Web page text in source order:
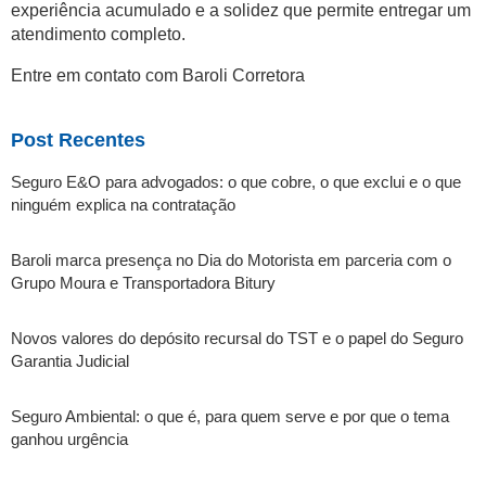
experiência acumulado e a solidez que permite entregar um
atendimento completo.
Entre em contato com Baroli Corretora
Post Recentes
Seguro E&O para advogados: o que cobre, o que exclui e o que
ninguém explica na contratação
Baroli marca presença no Dia do Motorista em parceria com o
Grupo Moura e Transportadora Bitury
Novos valores do depósito recursal do TST e o papel do Seguro
Garantia Judicial
Seguro Ambiental: o que é, para quem serve e por que o tema
ganhou urgência